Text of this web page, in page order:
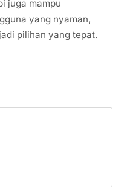
juga mampu
yang nyaman,
pilihan yang tepat.